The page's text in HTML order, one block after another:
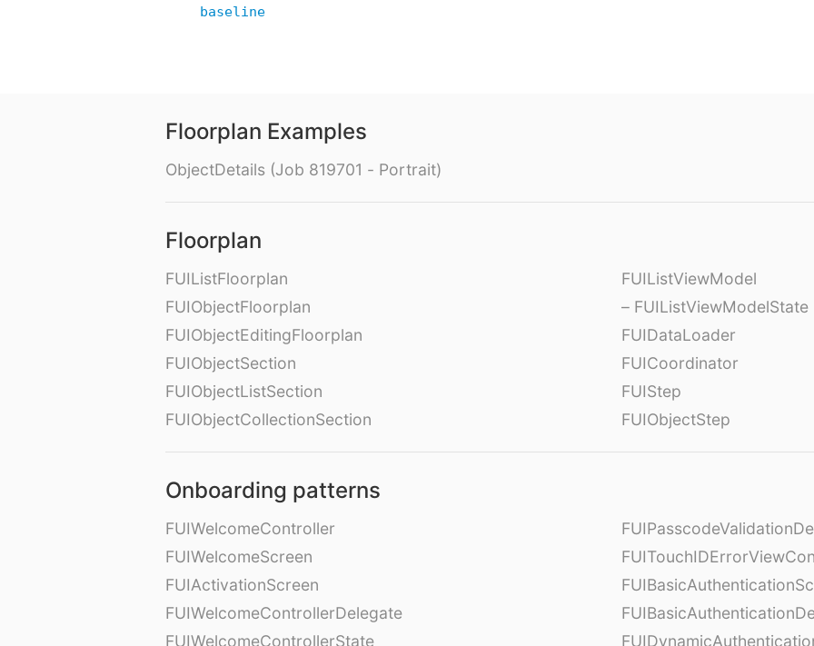
baseline
Floorplan Examples
ObjectDetails (Job 819701 - Portrait)
Floorplan
FUIListFloorplan
FUIObjectFloorplan
FUIObjectEditingFloorplan
FUIObjectSection
FUIObjectListSection
FUIObjectCollectionSection
FUIListViewModel
– FUIListViewModelState
FUIDataLoader
FUICoordinator
FUIStep
FUIObjectStep
Onboarding patterns
FUIWelcomeController
FUIWelcomeScreen
FUIActivationScreen
FUIWelcomeControllerDelegate
FUIWelcomeControllerState